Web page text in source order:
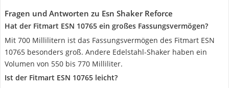
Fragen und Antworten zu Esn Shaker Reforce
Hat der Fitmart ESN 10765 ein großes Fassungsvermögen?
Mit 700 Millilitern ist das Fassungsvermögen des Fitmart ESN
10765 besonders groß. Andere Edelstahl-Shaker haben ein
Volumen von 550 bis 770 Milliliter.
Ist der Fitmart ESN 10765 leicht?